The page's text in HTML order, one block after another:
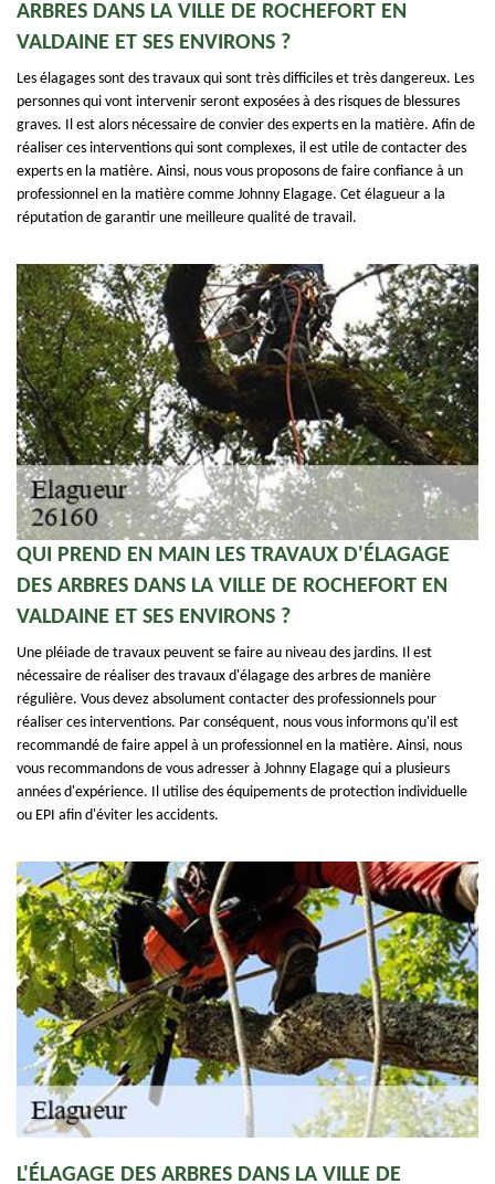
ARBRES DANS LA VILLE DE ROCHEFORT EN
VALDAINE ET SES ENVIRONS ?
Les élagages sont des travaux qui sont très difficiles et très dangereux. Les
personnes qui vont intervenir seront exposées à des risques de blessures
graves. Il est alors nécessaire de convier des experts en la matière. Afin de
réaliser ces interventions qui sont complexes, il est utile de contacter des
experts en la matière. Ainsi, nous vous proposons de faire confiance à un
professionnel en la matière comme Johnny Elagage. Cet élagueur a la
réputation de garantir une meilleure qualité de travail.
QUI PREND EN MAIN LES TRAVAUX D'ÉLAGAGE
DES ARBRES DANS LA VILLE DE ROCHEFORT EN
VALDAINE ET SES ENVIRONS ?
Une pléiade de travaux peuvent se faire au niveau des jardins. Il est
nécessaire de réaliser des travaux d'élagage des arbres de manière
régulière. Vous devez absolument contacter des professionnels pour
réaliser ces interventions. Par conséquent, nous vous informons qu'il est
recommandé de faire appel à un professionnel en la matière. Ainsi, nous
vous recommandons de vous adresser à Johnny Elagage qui a plusieurs
années d'expérience. Il utilise des équipements de protection individuelle
ou EPI afin d'éviter les accidents.
L'ÉLAGAGE DES ARBRES DANS LA VILLE DE